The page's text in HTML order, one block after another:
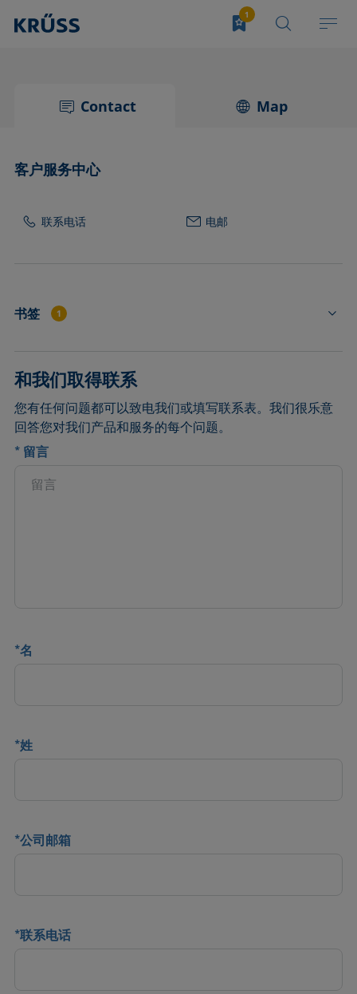
Contact Map
客户服务中心
联系电话 电邮
书签 1
和我们取得联系
您有任何问题都可以致电我们或填写联系表。我们很乐意
回答您对我们产品和服务的每个问题。
* 留言
*名
*姓
*公司邮箱
*联系电话